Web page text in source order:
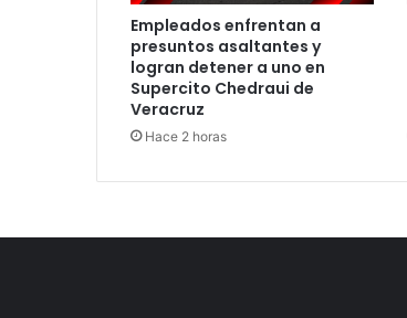
Empleados enfrentan a
presuntos asaltantes y
logran detener a uno en
Supercito Chedraui de
Veracruz
Hace 2 horas